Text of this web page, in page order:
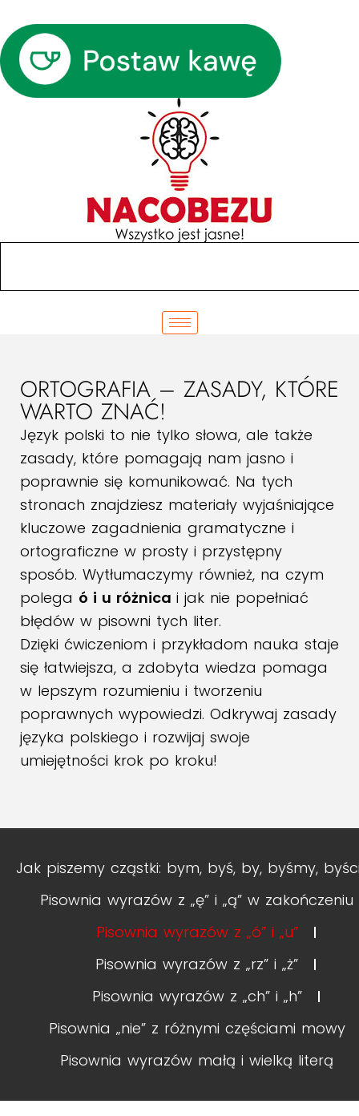
ORTOGRAFIA – ZASADY, KTÓRE
WARTO ZNAĆ!
Język polski to nie tylko słowa, ale także
zasady, które pomagają nam jasno i
poprawnie się komunikować. Na tych
stronach znajdziesz materiały wyjaśniające
kluczowe zagadnienia gramatyczne i
ortograficzne w prosty i przystępny
sposób. Wytłumaczymy również, na czym
polega ó i u różnica i jak nie popełniać
błędów w pisowni tych liter.
Dzięki ćwiczeniom i przykładom nauka staje
się łatwiejsza, a zdobyta wiedza pomaga
w lepszym rozumieniu i tworzeniu
poprawnych wypowiedzi. Odkrywaj zasady
języka polskiego i rozwijaj swoje
umiejętności krok po kroku!
Jak piszemy cząstki: bym, byś, by, byśmy,
Pisownia wyrazów z „ę” i „ą” w zakończeniu
Pisownia wyrazów z „ó” i „u”
Pisownia wyrazów z „rz” i „ż”
Pisownia wyrazów z „ch” i „h”
Pisownia „nie” z różnymi częściami mowy
Pisownia wyrazów małą i wielką literą